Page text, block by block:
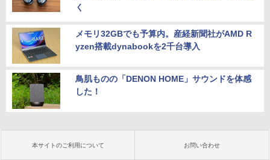
く
メモリ32GBでも予算内。産経新聞社がAMD R
yzen搭載dynabookを2千台導入
鳥肌ものの「DENON HOME」サウンドを体感
した！
本サイトのご利用について お問い合わせ